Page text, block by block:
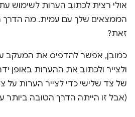
אולי רצית לכתוב הערות לשימוש
הממצאים שלך עם עמית. מה הדרך
זאת?
כמובן, אפשר להדפיס את המעקב
ולצייר ולכתוב את ההערות באופן
של צד שלישי כדי לצייר הערות על
(אבל זו הייתה הדרך הטובה ביותר